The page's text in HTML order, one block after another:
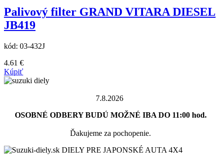
Palivový filter GRAND VITARA DIESEL
JB419
kód: 03-432J
4.61 €
Kúpiť
7.8.2026
OSOBNÉ ODBERY BUDÚ MOŽNÉ IBA DO 11:00 hod.
Ďakujeme za pochopenie.
DIELY PRE JAPONSKÉ AUTA 4X4